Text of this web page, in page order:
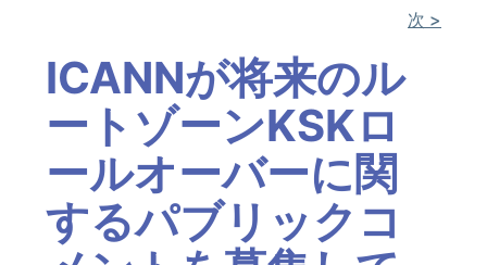
次 >
ICANNが将来のル
ートゾーンKSKロ
ールオーバーに関
するパブリックコ